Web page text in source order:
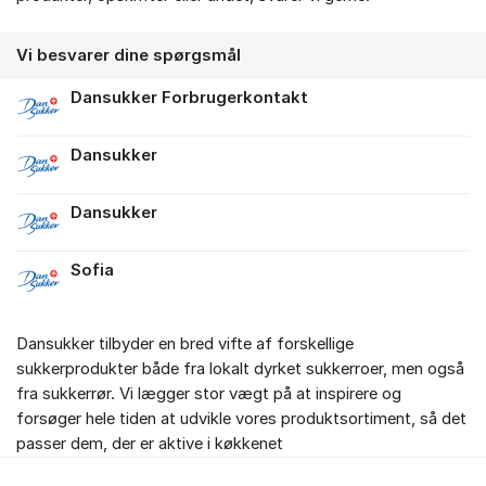
Vi besvarer dine spørgsmål
Dansukker Forbrugerkontakt
Dansukker
Dansukker
Sofia
Dansukker tilbyder en bred vifte af forskellige
sukkerprodukter både fra lokalt dyrket sukkerroer, men også
fra sukkerrør. Vi lægger stor vægt på at inspirere og
forsøger hele tiden at udvikle vores produktsortiment, så det
passer dem, der er aktive i køkkenet